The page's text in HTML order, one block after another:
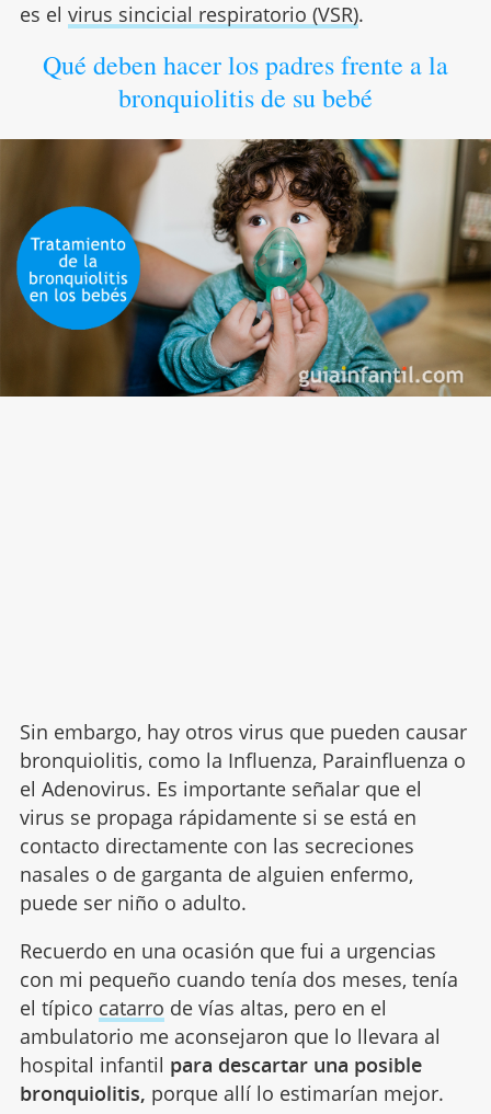
es el virus sincicial respiratorio (VSR).
Qué deben hacer los padres frente a la
bronquiolitis de su bebé
Sin embargo, hay otros virus que pueden causar
bronquiolitis, como la Influenza, Parainfluenza o
el Adenovirus. Es importante señalar que el
virus se propaga rápidamente si se está en
contacto directamente con las secreciones
nasales o de garganta de alguien enfermo,
puede ser niño o adulto.
Recuerdo en una ocasión que fui a urgencias
con mi pequeño cuando tenía dos meses, tenía
el típico catarro de vías altas, pero en el
ambulatorio me aconsejaron que lo llevara al
hospital infantil para descartar una posible
bronquiolitis, porque allí lo estimarían mejor.